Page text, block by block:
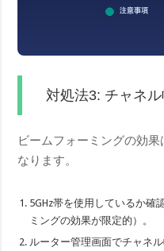
対処法3: チャネ
ビームフォーミングの効
なります。
5GHz帯を使用しているか確
ミングの効果が限定的）。
ルーター管理画面でチャネ